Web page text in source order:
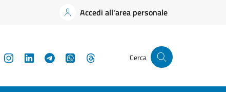
Accedi all'area personale
YouTubeInstagramLinkedInTelegramWhatsApp Cerca